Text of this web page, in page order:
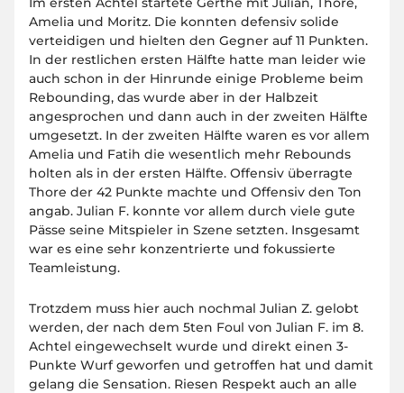
Amelia und Moritz. Die konnten defensiv solide
verteidigen und hielten den Gegner auf 11 Punkten.
In der restlichen ersten Hälfte hatte man leider wie
auch schon in der Hinrunde einige Probleme beim
Rebounding, das wurde aber in der Halbzeit
angesprochen und dann auch in der zweiten Hälfte
umgesetzt. In der zweiten Hälfte waren es vor allem
Amelia und Fatih die wesentlich mehr Rebounds
holten als in der ersten Hälfte. Offensiv überragte
Thore der 42 Punkte machte und Offensiv den Ton
angab. Julian F. konnte vor allem durch viele gute
Pässe seine Mitspieler in Szene setzten. Insgesamt
war es eine sehr konzentrierte und fokussierte
Teamleistung.
Trotzdem muss hier auch nochmal Julian Z. gelobt
werden, der nach dem 5ten Foul von Julian F. im 8.
Achtel eingewechselt wurde und direkt einen 3-
Punkte Wurf geworfen und getroffen hat und damit
gelang die Sensation. Riesen Respekt auch an alle